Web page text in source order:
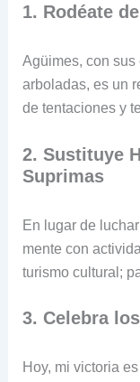
1. Rodéate
Agüimes, con
arboladas, es un
de tentaciones y
2. Sustituye
Suprimas
En lugar de
mente con
turismo cultural;
3. Celebra
Hoy, mi victoria